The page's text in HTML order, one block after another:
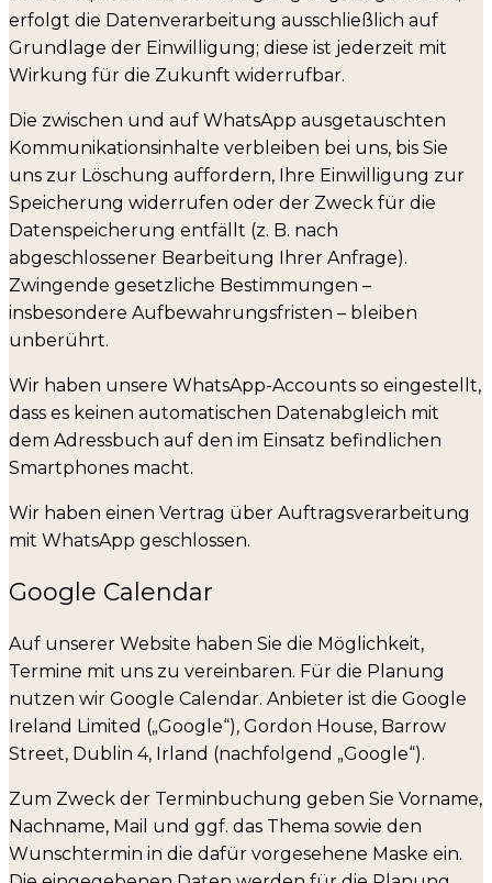
erfolgt die Datenverarbeitung ausschließlich auf
Grundlage der Einwilligung; diese ist jederzeit mit
Wirkung für die Zukunft widerrufbar.
Die zwischen und auf WhatsApp ausgetauschten
Kommunikationsinhalte verbleiben bei uns, bis Sie
uns zur Löschung auffordern, Ihre Einwilligung zur
Speicherung widerrufen oder der Zweck für die
Datenspeicherung entfällt (z. B. nach
abgeschlossener Bearbeitung Ihrer Anfrage).
Zwingende gesetzliche Bestimmungen –
insbesondere Aufbewahrungsfristen – bleiben
unberührt.
Wir haben unsere WhatsApp-Accounts so eingestellt,
dass es keinen automatischen Datenabgleich mit
dem Adressbuch auf den im Einsatz befindlichen
Smartphones macht.
Wir haben einen Vertrag über Auftragsverarbeitung
mit WhatsApp geschlossen.
Google Calendar
Auf unserer Website haben Sie die Möglichkeit,
Termine mit uns zu vereinbaren. Für die Planung
nutzen wir Google Calendar. Anbieter ist die Google
Ireland Limited („Google“), Gordon House, Barrow
Street, Dublin 4, Irland (nachfolgend „Google“).
Zum Zweck der Terminbuchung geben Sie Vorname,
Nachname, Mail und ggf. das Thema sowie den
Wunschtermin in die dafür vorgesehene Maske ein.